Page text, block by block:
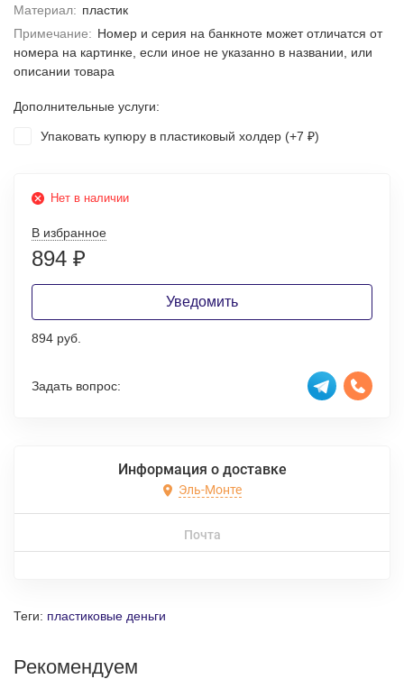
Материал: пластик
Примечание: Номер и серия на банкноте может отличатся от
номера на картинке, если иное не указанно в названии, или
описании товара
Дополнительные услуги:
Упаковать купюру в пластиковый холдер (+7 ₽)
Нет в наличии
В избранное
894 ₽
Уведомить
894 руб.
Задать вопрос:
Информация о доставке
Эль-Монте
Почта
Теги: пластиковые деньги
Рекомендуем